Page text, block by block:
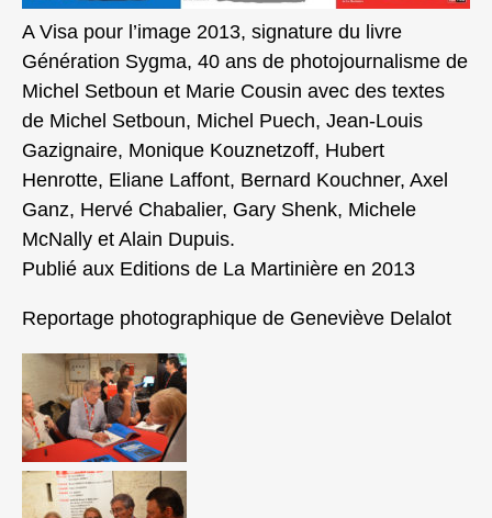
A Visa pour l’image 2013, signature du livre
Génération Sygma, 40 ans de photojournalisme de
Michel Setboun et Marie Cousin avec des textes
de Michel Setboun, Michel Puech, Jean-Louis
Gazignaire, Monique Kouznetzoff, Hubert
Henrotte, Eliane Laffont, Bernard Kouchner, Axel
Ganz, Hervé Chabalier, Gary Shenk, Michele
McNally et Alain Dupuis.
Publié aux Editions de La Martinière en 2013
Reportage photographique de Geneviève Delalot